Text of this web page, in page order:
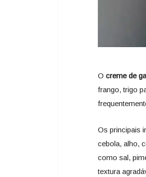
O creme de
frango, trigo
Os principais
cebola, alho,
como sal,
textura